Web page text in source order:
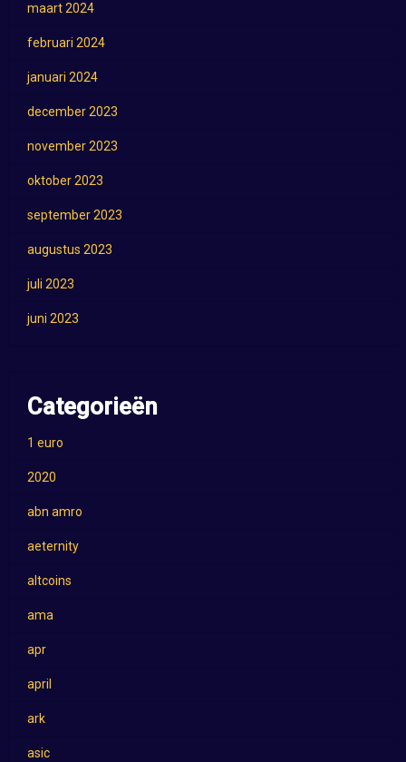
maart 2024
februari 2024
januari 2024
december 2023
november 2023
oktober 2023
september 2023
augustus 2023
juli 2023
juni 2023
Categorieën
1 euro
2020
abn amro
aeternity
altcoins
ama
apr
april
ark
asic